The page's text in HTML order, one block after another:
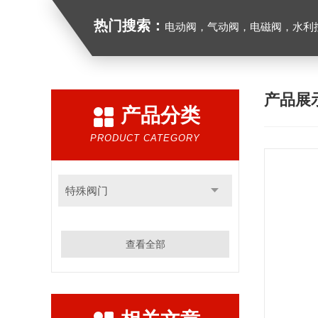
热门搜索： 电动阀，气动阀，电磁阀，水利控
产品分类
PRODUCT CATEGORY
特殊阀门
查看全部
产品展